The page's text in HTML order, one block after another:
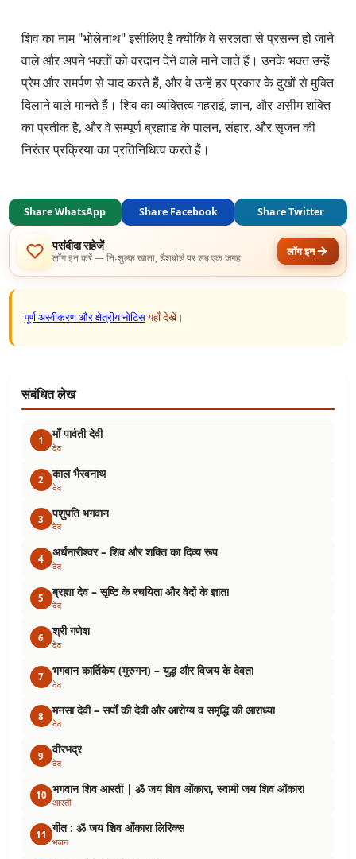
शिव का नाम "भोलेनाथ" इसीलिए है क्योंकि वे सरलता से प्रसन्न हो जाने
वाले और अपने भक्तों को वरदान देने वाले माने जाते हैं। उनके भक्त उन्हें
प्रेम और समर्पण से याद करते हैं, और वे उन्हें हर प्रकार के दुखों से मुक्ति
दिलाने वाले मानते हैं। शिव का व्यक्तित्व गहराई, ज्ञान, और असीम शक्ति
का प्रतीक है, और वे सम्पूर्ण ब्रह्मांड के पालन, संहार, और सृजन की
निरंतर प्रक्रिया का प्रतिनिधित्व करते हैं।
Share WhatsApp Share Facebook Share Twitter
पसंदीदा सहेजें
लॉग इन करें — निःशुल्क खाता, डैशबोर्ड पर सब एक जगह लॉग इन
पूर्ण अस्वीकरण और क्षेत्रीय नोटिसयहाँ देखें।
संबंधित लेख
1 माँ पार्वती देवी
देव
2 काल भैरवनाथ
देव
3 पशुपति भगवान
देव
4 अर्धनारीश्वर – शिव और शक्ति का दिव्य रूप
देव
5 ब्रह्मा देव – सृष्टि के रचयिता और वेदों के ज्ञाता
देव
6 श्री गणेश
देव
7 भगवान कार्तिकेय (मुरुगन) – युद्ध और विजय के देवता
देव
8 मनसा देवी – सर्पों की देवी और आरोग्य व समृद्धि की आराध्या
देव
9 वीरभद्र
देव
10 भगवान शिव आरती | ॐ जय शिव ओंकारा, स्वामी जय शिव ओंकारा
आरती
11 गीत : ॐ जय शिव ओंकारा लिरिक्स
भजन